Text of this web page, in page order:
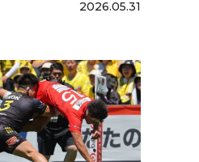
2026.05.31